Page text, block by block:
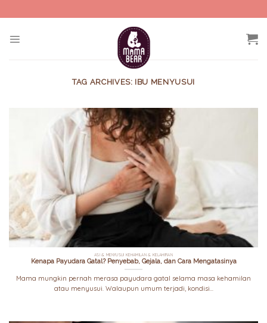
to
TAG ARCHIVES: IBU MENYUSUI
ASI & MENYUSUI KEHAMILAN & KELAHIRAN
Kenapa Payudara Gatal? Penyebab, Gejala, dan Cara Mengatasinya
Mama mungkin pernah merasa payudara gatal selama masa kehamilan
atau menyusui. Walaupun umum terjadi, kondisi...